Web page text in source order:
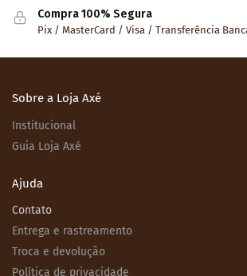
Compra 100% Segura
Pix / MasterCard / Visa / Transferência
Sobre a Loja Axé
Institucional
Guia Loja Axé
Ajuda
Contato
Entrega e rastreamento
Troca e devolução
Política de privacidade